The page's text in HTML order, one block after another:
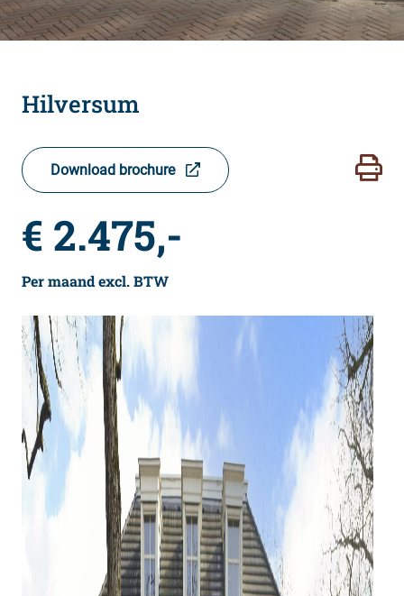
Hilversum
Download brochure
€ 2.475,-
Per maand excl. BTW